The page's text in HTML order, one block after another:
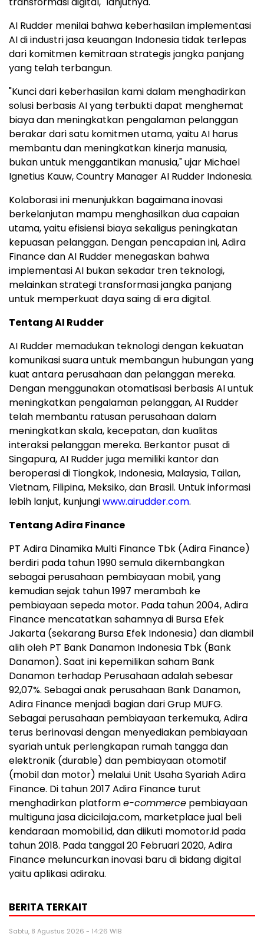
AI Rudder menilai bahwa keberhasilan implementasi
AI di industri jasa keuangan Indonesia tidak terlepas
dari komitmen kemitraan strategis jangka panjang
yang telah terbangun.
"Kunci dari keberhasilan kami dalam menghadirkan
solusi berbasis AI yang terbukti dapat menghemat
biaya dan meningkatkan pengalaman pelanggan
berakar dari satu komitmen utama, yaitu AI harus
membantu dan meningkatkan kinerja manusia,
bukan untuk menggantikan manusia," ujar Michael
Ignetius Kauw, Country Manager AI Rudder Indonesia.
Kolaborasi ini menunjukkan bagaimana inovasi
berkelanjutan mampu menghasilkan dua capaian
utama, yaitu efisiensi biaya sekaligus peningkatan
kepuasan pelanggan. Dengan pencapaian ini, Adira
Finance dan AI Rudder menegaskan bahwa
implementasi AI bukan sekadar tren teknologi,
melainkan strategi transformasi jangka panjang
untuk memperkuat daya saing di era digital.
Tentang AI Rudder
AI Rudder memadukan teknologi dengan kekuatan
komunikasi suara untuk membangun hubungan yang
kuat antara perusahaan dan pelanggan mereka.
Dengan menggunakan otomatisasi berbasis AI untuk
meningkatkan pengalaman pelanggan, AI Rudder
telah membantu ratusan perusahaan dalam
meningkatkan skala, kecepatan, dan kualitas
interaksi pelanggan mereka. Berkantor pusat di
Singapura, AI Rudder juga memiliki kantor dan
beroperasi di Tiongkok, Indonesia, Malaysia, Tailan,
Vietnam, Filipina, Meksiko, dan Brasil. Untuk informasi
lebih lanjut, kunjungiwww.airudder.com.
Tentang Adira Finance
PT Adira Dinamika Multi Finance Tbk (Adira Finance)
berdiri pada tahun 1990 semula dikembangkan
sebagai perusahaan pembiayaan mobil, yang
kemudian sejak tahun 1997 merambah ke
pembiayaan sepeda motor. Pada tahun 2004, Adira
Finance mencatatkan sahamnya di Bursa Efek
Jakarta (sekarang Bursa Efek Indonesia) dan diambil
alih oleh PT Bank Danamon Indonesia Tbk (Bank
Danamon). Saat ini kepemilikan saham Bank
Danamon terhadap Perusahaan adalah sebesar
92,07%. Sebagai anak perusahaan Bank Danamon,
Adira Finance menjadi bagian dari Grup MUFG.
Sebagai perusahaan pembiayaan terkemuka, Adira
terus berinovasi dengan menyediakan pembiayaan
syariah untuk perlengkapan rumah tangga dan
elektronik (durable) dan pembiayaan otomotif
(mobil dan motor) melalui Unit Usaha Syariah Adira
Finance. Di tahun 2017 Adira Finance turut
menghadirkan platforme-commerce pembiayaan
multiguna jasa dicicilaja.com, marketplace jual beli
kendaraan momobil.id, dan diikuti momotor.id pada
tahun 2018. Pada tanggal 20 Februari 2020, Adira
Finance meluncurkan inovasi baru di bidang digital
yaitu aplikasi adiraku.
BERITA TERKAIT
Sabtu, 8 Agustus 2026 - 14:26 WIB